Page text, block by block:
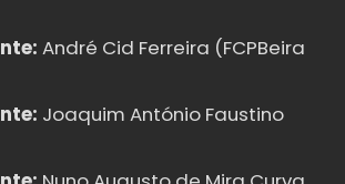
André Cid Ferreira (FCPBeira
Joaquim António Faustino